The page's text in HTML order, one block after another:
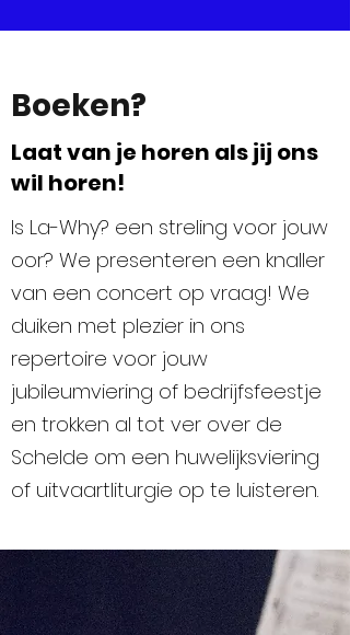
Boeken?
Laat van je horen als jij ons
wil horen!
Is La-Why? een streling voor jouw
oor? We presenteren een knaller
van een concert op vraag! We
duiken met plezier in ons
repertoire voor jouw
jubileumviering of bedrijfsfeestje
en trokken al tot ver over de
Schelde om een huwelijksviering
of uitvaartliturgie op te luisteren.